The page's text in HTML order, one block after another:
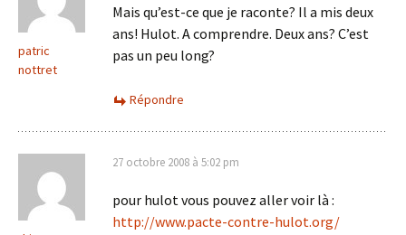
patric
nottret
Mais qu’est-ce que je raconte? Il a mis deux
ans! Hulot. A comprendre. Deux ans? C’est
pas un peu long?
Répondre
27 octobre 2008 à 5:02 pm
pour hulot vous pouvez aller voir là :
http://www.pacte-contre-hulot.org/